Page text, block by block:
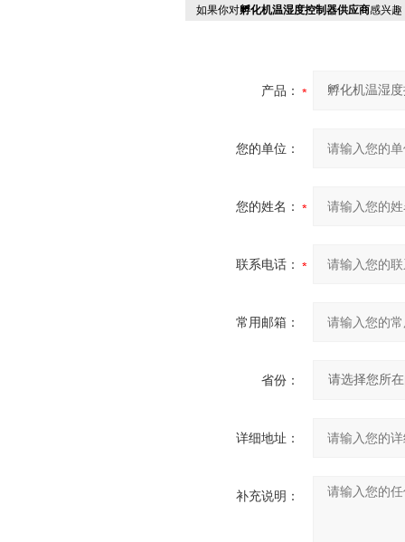
如果你对孵化机温湿度控制器供应商感兴趣
产品：
您的单位：
您的姓名：
联系电话：
常用邮箱：
省份：
详细地址：
补充说明：